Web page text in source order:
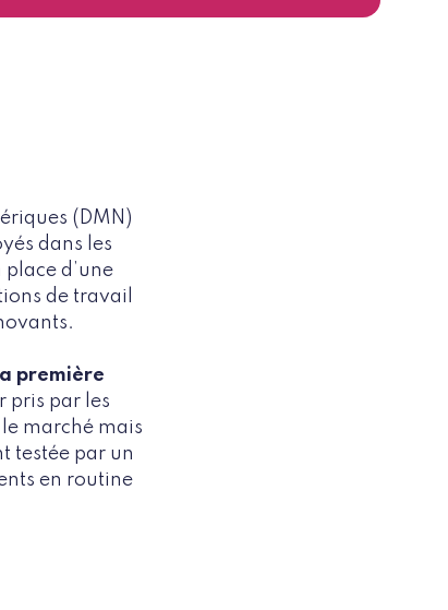
(DMN)
dans les
d’une
de travail
première
pris par les
marché mais
testée par un
en routine